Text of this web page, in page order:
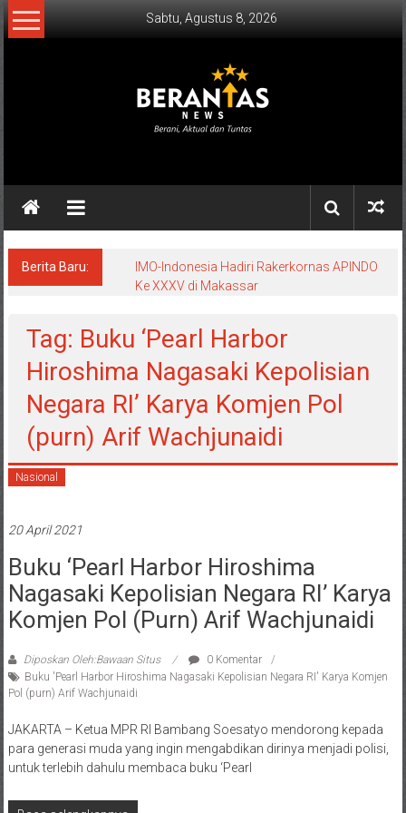
Lompat
ke
Sabtu, Agustus 8, 2026
NEWS
Aktual
Tuntas.
Berita Baru:
IMO-Indonesia Hadiri Rakerkornas APINDO
Ke XXXV di Makassar
Tag: Buku ‘Pearl Harbor
Hiroshima Nagasaki Kepolisian
Negara RI’ Karya Komjen Pol
(purn) Arif Wachjunaidi
Nasional
20 April 2021
Buku ‘Pearl Harbor Hiroshima
Nagasaki Kepolisian Negara RI’ Karya
Komjen Pol (purn) Arif Wachjunaidi
Diposkan Oleh:Bawaan Situs
0 Komentar
Buku 'Pearl Harbor Hiroshima Nagasaki Kepolisian Negara RI' Karya Komjen
Pol (purn) Arif Wachjunaidi
JAKARTA – Ketua MPR RI Bambang Soesatyo mendorong kepada
para generasi muda yang ingin mengabdikan dirinya menjadi polisi,
untuk terlebih dahulu membaca buku ‘Pearl